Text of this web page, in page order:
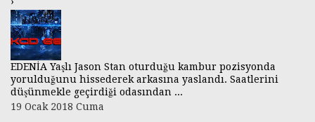
EDENİA Yaşlı Jason Stan oturduğu kambur pozisyonda
yorulduğunu hissederek arkasına yaslandı. Saatlerini
düşünmekle geçirdiği odasından ...
19 Ocak 2018 Cuma